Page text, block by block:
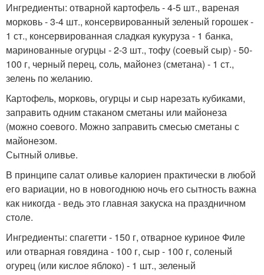
Ингредиенты: отварной картофель - 4-5 шт., вареная
морковь - 3-4 шт., консервированный зеленый горошек -
1 ст., консервированная сладкая кукуруза - 1 банка,
маринованные огурцы - 2-3 шт., тофу (соевый сыр) - 50-
100 г, черный перец, соль, майонез (сметана) - 1 ст.,
зелень по желанию.
Картофель, морковь, огурцы и сыр нарезать кубиками,
заправить одним стаканом сметаны или майонеза
(можно соевого. Можно заправить смесью сметаны с
майонезом.
Сытный оливье.
В принципе салат оливье калориен практически в любой
его вариации, но в новогоднюю ночь его сытность важна
как никогда - ведь это главная закуска на праздничном
столе.
Ингредиенты: спагетти - 150 г, отварное куриное Филе
или отварная говядина - 100 г, сыр - 100 г, соленый
огурец (или кислое яблоко) - 1 шт., зеленый